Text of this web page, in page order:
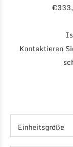
Kontaktieren